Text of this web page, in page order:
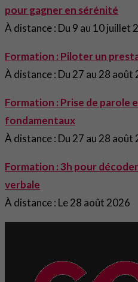
pour gagner en sérénité
À distance : Du 9 au 10 juillet
Formation : Piloter un
À distance : Du 27 au 28 août
Formation : Prise de parole
fondamentaux
À distance : Du 27 au 28 août
Formation : 3h pour
verbale
À distance : Le 28 août 2026